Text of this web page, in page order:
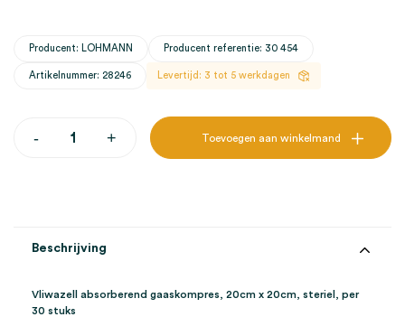
Producent: LOHMANN Producent referentie: 30 454
Artikelnummer: 28246 Levertijd: 3 tot 5 werkdagen
-Vliwazell
(30)
+ Toevoegen aan winkelmand
Beschrijving
Vliwazell absorberend gaaskompres, 20cm x 20cm, steriel, per
30 stuks